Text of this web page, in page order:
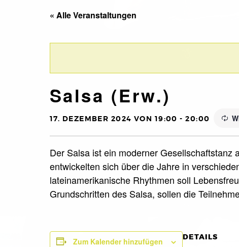
« Alle Veranstaltungen
Salsa (Erw.)
17. DEZEMBER 2024 VON 19:00 -20:00
Der Salsa ist ein moderner
entwickelten sich über die Jahre in
lateinamerikanische Rhythmen soll
Grundschritten des Salsa, sollen die
Zum Kalender hinzufügen DETAILS